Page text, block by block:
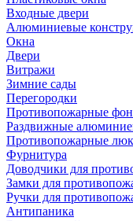
Входные двери
Алюминиевые
Окна
Двери
Витражи
Зимние сады
Перегородки
Противопожарные
Раздвижные
Противопожарные
Фурнитура
Доводчики для
Замки для
Ручки для
Антипаника